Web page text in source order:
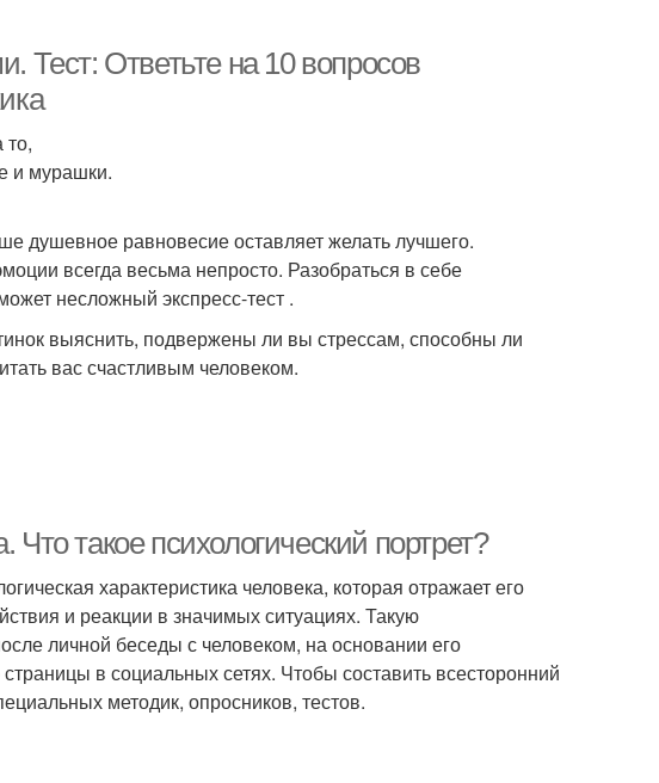
Тест: Ответьте на 10 вопросов
и мурашки.
душевное равновесие оставляет желать лучшего.
всегда весьма непросто. Разобраться в себе
несложный экспресс-тест .
выяснить, подвержены ли вы стрессам, способны ли
вас счастливым человеком.
такое психологический портрет?
характеристика человека, которая отражает его
и реакции в значимых ситуациях. Такую
личной беседы с человеком, на основании его
в социальных сетях. Чтобы составить всесторонний
методик, опросников, тестов.